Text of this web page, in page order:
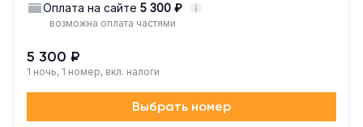
Оплата на сайте 5 300 ₽
возможна оплата частями
5 300 ₽
1 ночь, 1 номер, вкл. налоги
Выбрать номер